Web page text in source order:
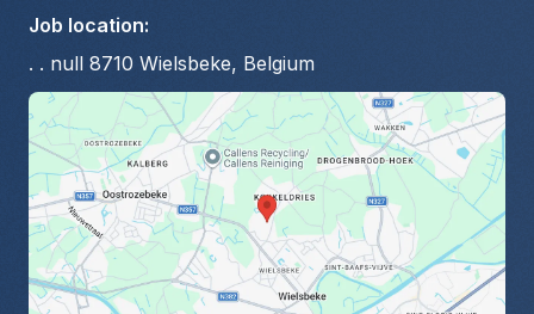
Job location:
. . null 8710 Wielsbeke, Belgium